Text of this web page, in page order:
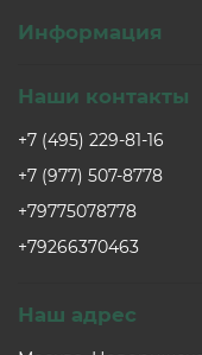
Информация
Наши контакты
+7 (495) 229-81-16
+7 (977) 507-8778
+79775078778
+79266370463
Наш адрес